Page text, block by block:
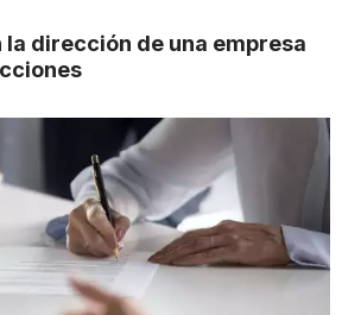
la dirección de una empresa